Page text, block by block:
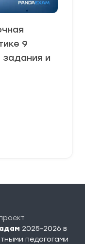
9
и
2025-2026 в
педагогами